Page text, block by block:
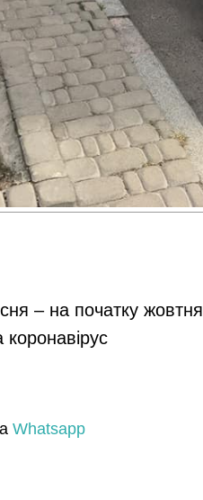
– на початку жовтня
Whatsapp